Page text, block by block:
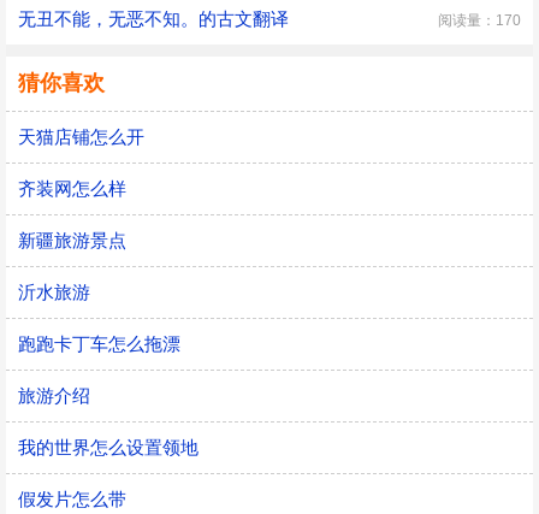
无丑不能，无恶不知。的古文翻译 阅读量：170
猜你喜欢
天猫店铺怎么开
齐装网怎么样
新疆旅游景点
沂水旅游
跑跑卡丁车怎么拖漂
旅游介绍
我的世界怎么设置领地
假发片怎么带